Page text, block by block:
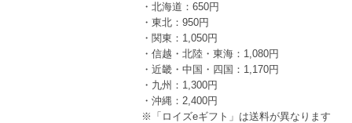
プチトリフ[プラリネ]
・北海道：650円
・東北：950円
・関東：1,050円
・信越・北陸・東海：1,080円
・近畿・中国・四国：1,170円
・九州：1,300円
・沖縄：2,400円
※「ロイズeギフト」は送料が異なります